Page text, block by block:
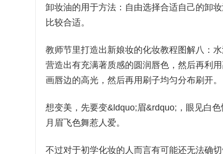
卸妆油的用于方法：自由选择合适自己的卸
比较合适。
教师节里打造出新娘妆的化妆教程图解八：
营造出有充满著质感的圆润唇色，然后再利
画唇边的高光，然后再用刷子均匀分布刷开。
想变美，先要变&ldquo;眉&rdquo;，眼见白
月眉飞色舞惹人爱。
不过对于初学化妆的人而言有可能还无法确